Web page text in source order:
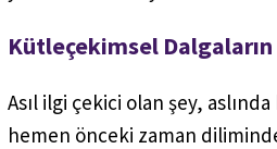
Kütleçekimsel
Asıl ilgi çekici olan şey,
hemen önceki zaman